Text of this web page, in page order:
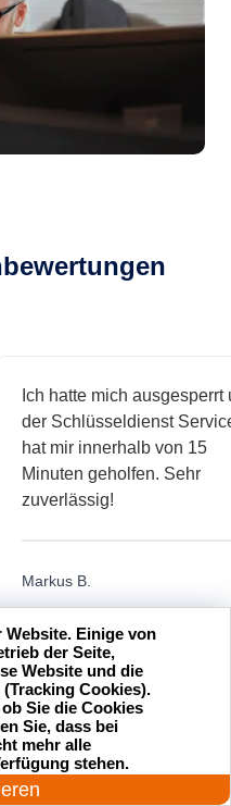
Ich hatte mich ausgesperrt und
der Schlüsseldienst Service
hat mir innerhalb von 15
Minuten geholfen. Sehr
zuverlässig!
Markus B.
Der
war freundlich
geholfen,
Schlüssel
Einige von
der Seite,
Website und die
Cookies).
Sie die Cookies
Sie, dass bei
mehr alle
stehen.